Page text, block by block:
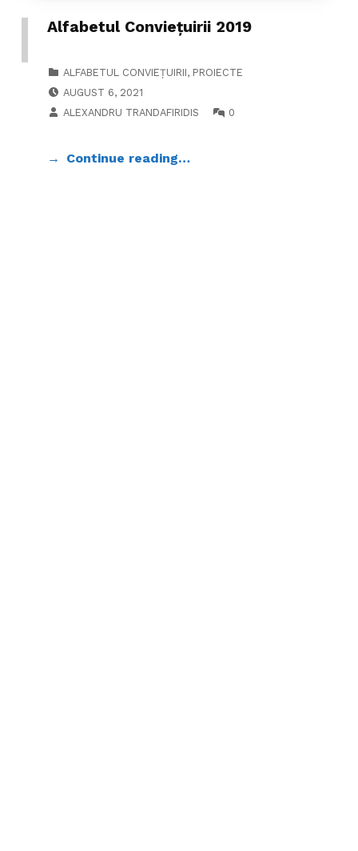
Alfabetul Conviețuirii 2019
ALFABETUL CONVIEȚUIRII, PROIECTE
AUGUST 6, 2021
ALEXANDRU TRANDAFIRIDIS
0
Continue reading…